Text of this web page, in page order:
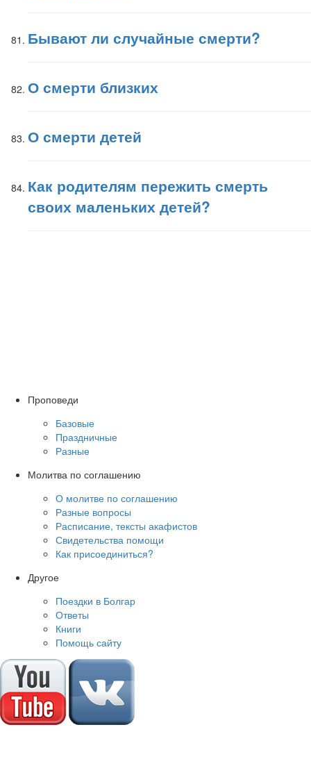
Бывают ли случайные смерти?
О смерти близких
О смерти детей
Как родителям пережить смерть
своих маленьких детей?
Проповеди
Базовые
Праздничные
Разные
Молитва по соглашению
О молитве по соглашению
Разные вопросы
Расписание, тексты акафистов
Свидетельства помощи
Как присоединиться?
Другое
Поездки в Болгар
Ответы
Книги
Помощь сайту